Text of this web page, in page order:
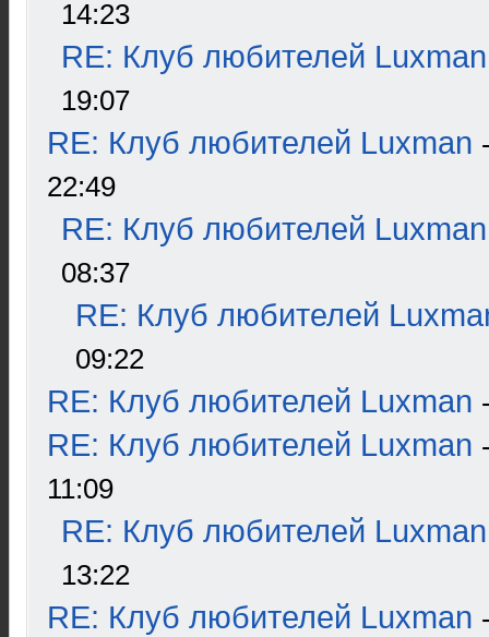
14:23
RE: Клуб любителей Luxman
19:07
RE: Клуб любителей Luxman
22:49
RE: Клуб любителей Luxman
08:37
RE: Клуб любителей
09:22
RE: Клуб любителей Luxman
RE: Клуб любителей Luxman
11:09
RE: Клуб любителей Luxman
13:22
RE: Клуб любителей Luxman